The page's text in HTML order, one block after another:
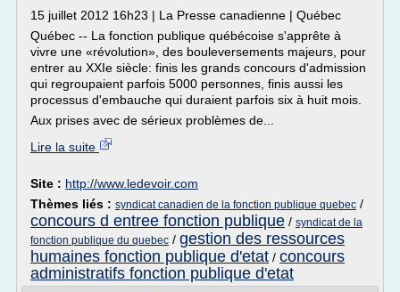
15 juillet 2012 16h23 | La Presse canadienne | Québec
Québec -- La fonction publique québécoise s'apprête à
vivre une «révolution», des bouleversements majeurs, pour
entrer au XXIe siècle: finis les grands concours d'admission
qui regroupaient parfois 5000 personnes, finis aussi les
processus d'embauche qui duraient parfois six à huit mois.
Aux prises avec de sérieux problèmes de...
Lire la suite
Site : http://www.ledevoir.com
Thèmes liés : syndicat canadien de la fonction publique quebec /
concours d entree fonction publique / syndicat de la
fonction publique du quebec / gestion des ressources
humaines fonction publique d'etat / concours
administratifs fonction publique d'etat